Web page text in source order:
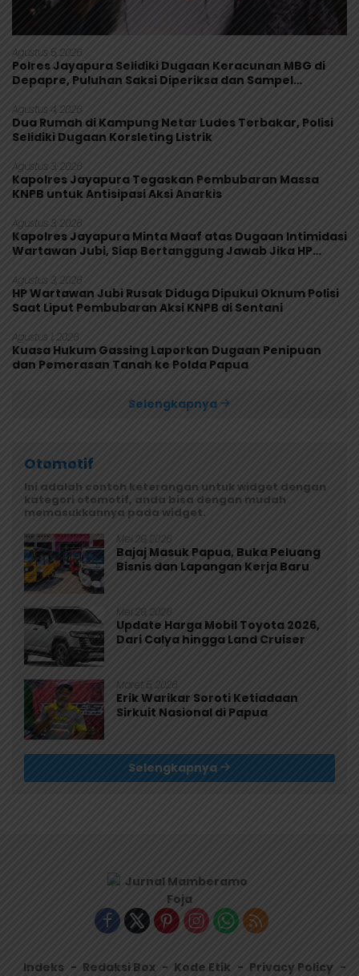
Agustus 5, 2026
Polres Jayapura Selidiki Dugaan Keracunan MBG di
Depapre, Puluhan Saksi Diperiksa dan Sampel
Agustus 4, 2026
Dua Rumah di Kampung Netar Ludes Terbakar, Polisi
Selidiki Dugaan Korsleting Listrik
Agustus 3, 2026
Kapolres Jayapura Tegaskan Pembubaran Massa
KNPB untuk Antisipasi Aksi Anarkis
Agustus 3, 2026
Kapolres Jayapura Minta Maaf atas Dugaan Intimidasi
Wartawan Jubi, Siap Bertanggung Jawab Jika HP
Agustus 3, 2026
HP Wartawan Jubi Rusak Diduga Dipukul Oknum Polisi
Saat Liput Pembubaran Aksi KNPB di Sentani
Agustus 1, 2026
Kuasa Hukum Gassing Laporkan Dugaan Penipuan
dan Pemerasan Tanah ke Polda Papua
Selengkapnya
Otomotif
Ini adalah contoh keterangan untuk widget dengan
kategori otomotif, anda bisa dengan mudah
memasukkannya pada widget.
Mei 29, 2026
Bajaj Masuk Papua, Buka Peluang
Bisnis dan Lapangan Kerja Baru
Mei 29, 2026
Update Harga Mobil Toyota 2026,
Dari Calya hingga Land Cruiser
Maret 5, 2026
Erik Warikar Soroti Ketiadaan
Sirkuit Nasional di Papua
Selengkapnya
Indeks Redaksi Box Kode Etik Privacy Policy